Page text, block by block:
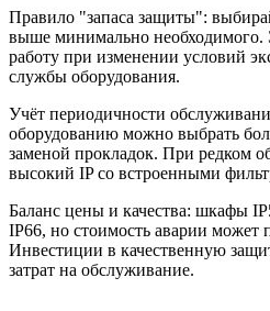
Правило "запаса защиты":
выше минимально необходимого.
работу при изменении условий
службы оборудования.
Учёт периодичности
оборудованию можно выбрать
заменой прокладок. При редком
высокий IP со встроенными
Баланс цены и качества: шкафы
IP66, но стоимость аварии может
Инвестиции в качественную
затрат на обслуживание.